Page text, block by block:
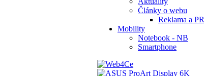
Články o webu
Reklama a PR
Mobility
Notebook - NB
Smartphone